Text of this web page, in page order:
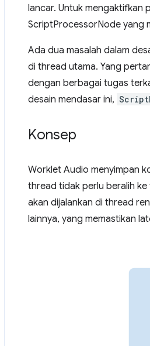
lancar. Untuk mengaktifkan
ScriptProcessorNode yang
Ada dua masalah dalam
di thread utama. Yang
dengan berbagai tugas
desain mendasar ini,
Konsep
Worklet Audio menyimpan
thread tidak perlu beralih
akan dijalankan di thread
lainnya, yang memastikan